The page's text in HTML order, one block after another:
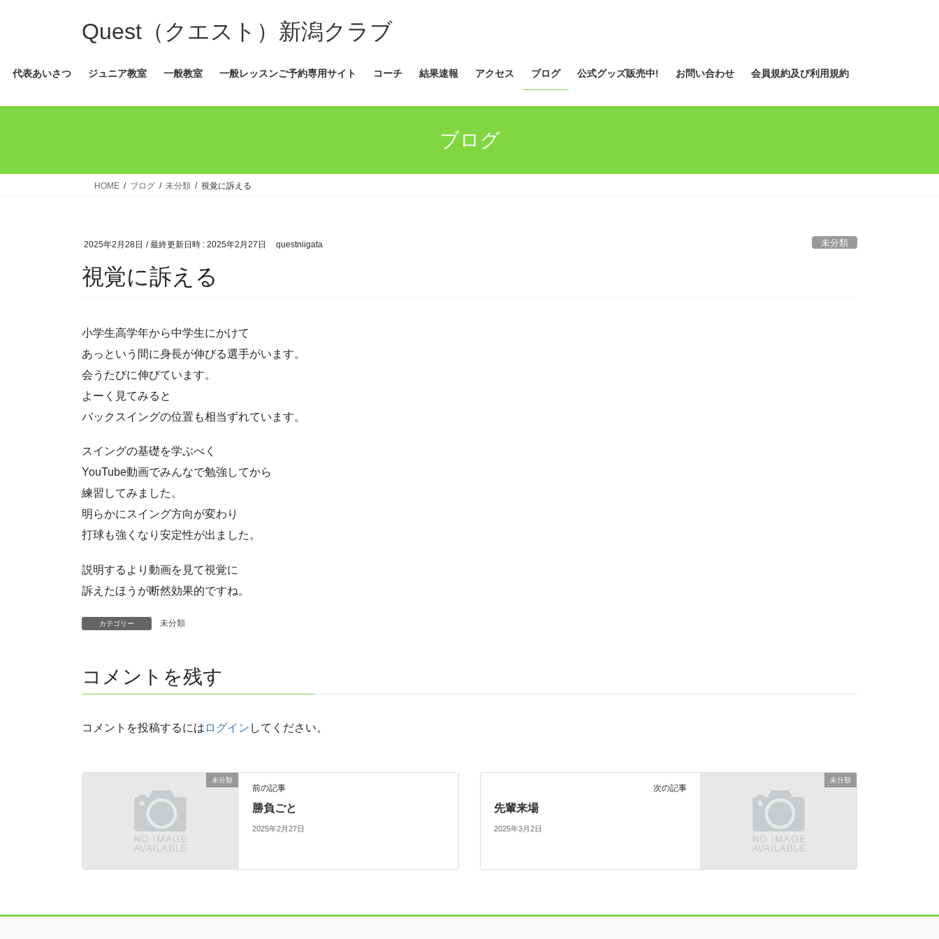
ス
ン
Quest（クエスト）新潟クラブ
代表あいさつ ジュニア教室 一般教室 一般レッスンご予約専用サイト コーチ 結果速報 アクセス ブログ 公式グッズ販売中! お問い合わせ 会員規約及び利用規約
ブログ
HOME ブログ 未分類 視覚に訴える
2025年2月28日 / 最終更新日時 : 2025年2月27日 questniigata 未分類
視覚に訴える
小学生高学年から中学生にかけて
あっという間に身長が伸びる選手がいます。
会うたびに伸びています。
よーく見てみると
バックスイングの位置も相当ずれています。
スイングの基礎を学ぶべく
YouTube動画でみんなで勉強してから
練習してみました。
明らかにスイング方向が変わり
打球も強くなり安定性が出ました。
説明するより動画を見て視覚に
訴えたほうが断然効果的ですね。
カテゴリー 未分類
コメントを残す
コメントを投稿するには ログイン してください。
未分類
前の記事
勝負ごと
2025年2月27日
未分類
次の記事
先輩来場
2025年3月2日